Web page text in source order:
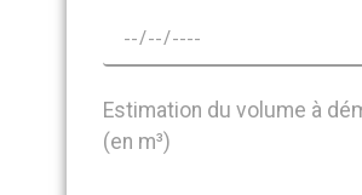
Estimation du volume à
(en m³)